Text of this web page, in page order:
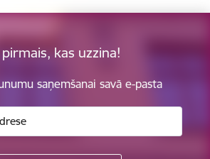
pirmais, kas uzzina!
saņemšanai savā e-pasta